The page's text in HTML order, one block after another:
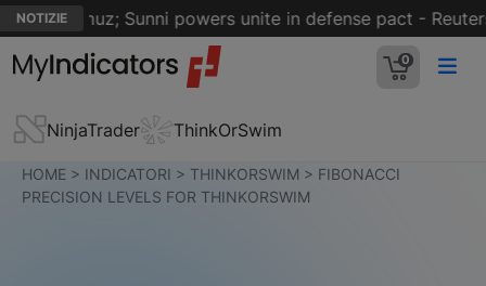
NOTIZIE
Hormuz; Sunni powers unite in defense pact - Reuters
0
NinjaTrader ThinkOrSwim
HOME > INDICATORI > THINKORSWIM > FIBONACCI
PRECISION LEVELS FOR THINKORSWIM